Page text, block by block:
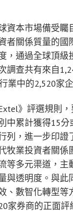
資本市場備受矚
者關係質量的國
，通過全球頂
調查共有來自
業中的2,520家
》評選規則
中累計獲得15
列，進一步印證
牧業投資者關
等多元渠道，
與透明度。與
、數智化轉型
家券商的正面評